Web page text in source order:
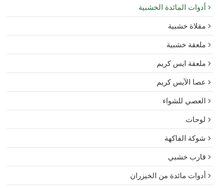
أدوات المائدة الخشبية
مقلاة خشبية
ملعقة خشبية
ملعقة ايس كريم
عصا الآيس كريم
العصي للشواء
لوحات
شوكة الفاكهة
قارب خشبي
أدوات مائدة من الخيزران